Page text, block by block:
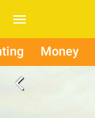
Money
arrow_back_ios